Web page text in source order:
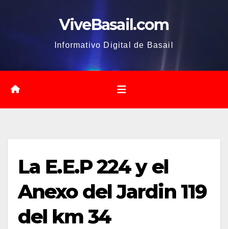
ViveBasail.com
Informativo Digital de Basail
La E.E.P 224 y el
Anexo del Jardin 119
del km 34